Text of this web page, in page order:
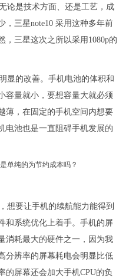
论是技术方面、还是工艺，成
，三星note10 采用这种多年前
，三星这次之所以采用1080p的
显的改善。手机电池的体积和
容量就小，要想容量大就必须
薄，在固定的手机空间内想要
电池也是一直阻碍手机发展的
想要让手机的续航能力能得到
和系统优化上着手。手机的屏
消耗最大的硬件之一，因为我
分辨率的屏幕耗电会明显比低
的屏幕还会加大手机CPU的负